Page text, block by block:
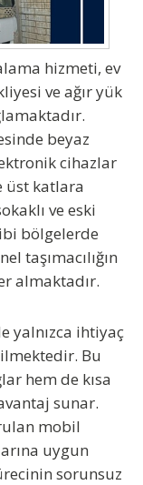
hizmeti, ev
ve ağır yük
beyaz
cihazlar
üst katlara
ve eski
bölgelerde
taşımacılığın
almaktadır.
yalnızca ihtiyaç
Bu
hem de kısa
sunar.
mobil
uygun
sorunsuz